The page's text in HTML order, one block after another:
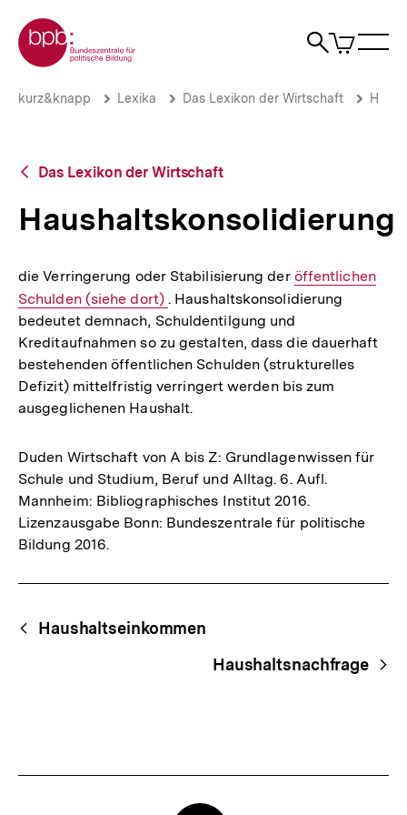
zum
Seiteninhalt
springen
Zur Startseite der bpb
Suche
Artikel
im
Haushaltskonsolidierung
Brotkrümelnavigation
Pfadnavigation
kurz&knapp Lexika Das Lexikon der Wirtschaft H
Zurück
Übersicht
Das Lexikon der Wirtschaft
Haushaltskonsolidierung
die Verringerung oder Stabilisierung der Interner
Link:
öffentlichen
Schulden (siehe dort) . Haushaltskonsolidierung
bedeutet demnach, Schuldentilgung und
Kreditaufnahmen so zu gestalten, dass die dauerhaft
bestehenden öffentlichen Schulden (strukturelles
Defizit) mittelfristig verringert werden bis zum
ausgeglichenen Haushalt.
Duden Wirtschaft von A bis Z: Grundlagenwissen für
Schule und Studium, Beruf und Alltag. 6. Aufl.
Mannheim: Bibliographisches Institut 2016.
Lizenzausgabe Bonn: Bundeszentrale für politische
Bildung 2016.
Begriffsnavigation
Content-
Navigation
Haushaltseinkommen
Haushaltsnachfrage